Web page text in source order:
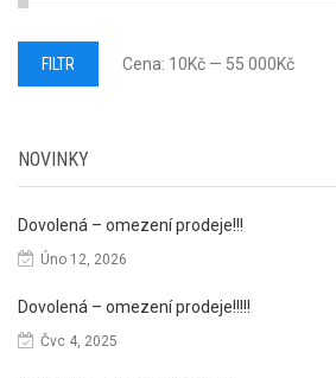
Minimální
Maximální
FILTR Cena: 10Kč — 55 000Kč
NOVINKY
Dovolená – omezení prodeje!!!
Úno 12, 2026
Dovolená – omezení prodeje!!!!!
Čvc 4, 2025